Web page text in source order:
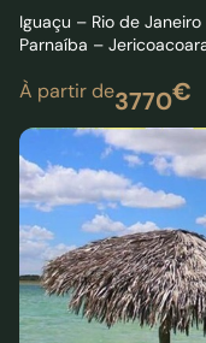
Iguaçu – Rio de
Parnaíba –
À partir de3770€